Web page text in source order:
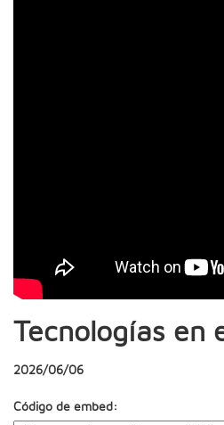
Tecnologías en
2026/06/06
Código de embed: